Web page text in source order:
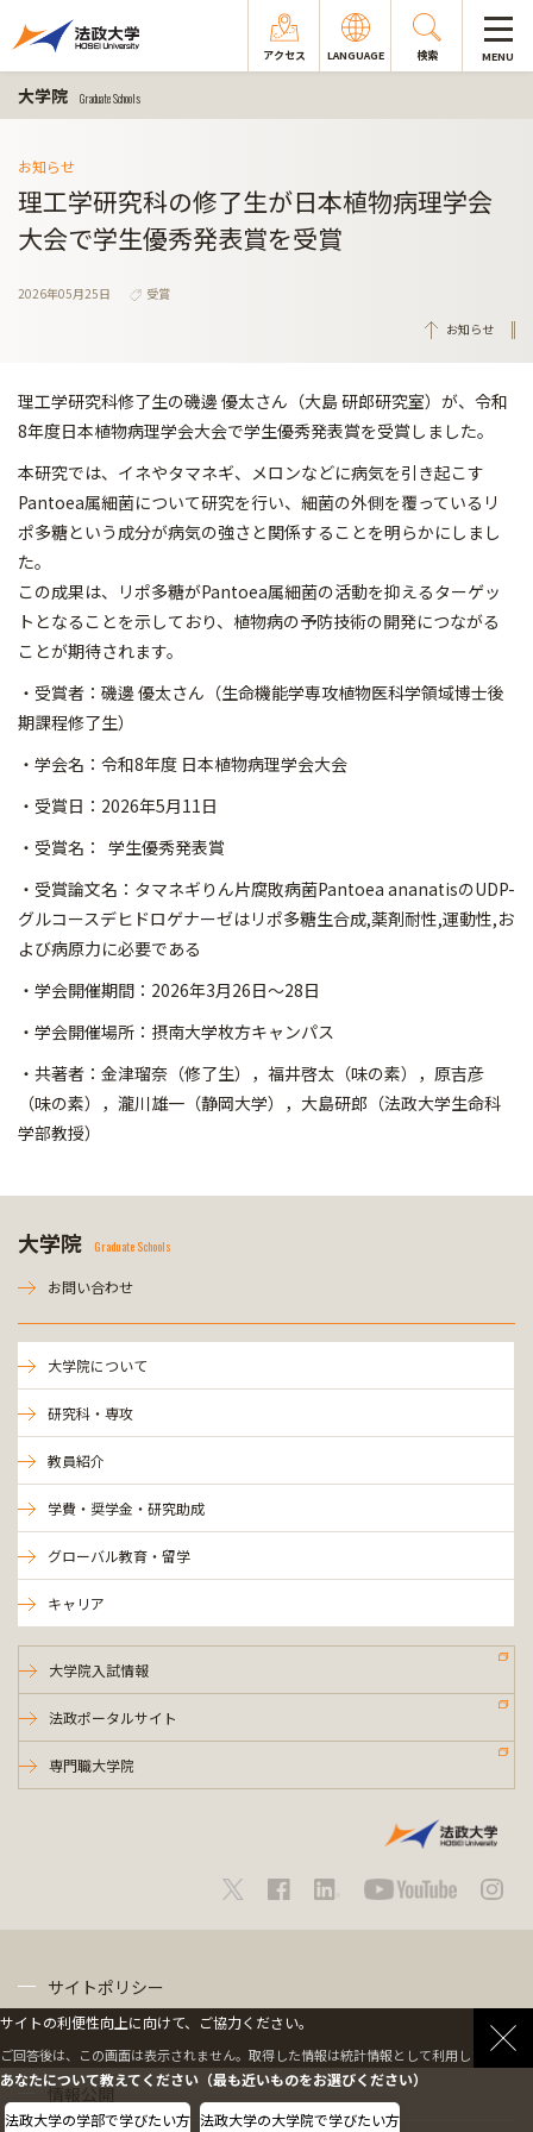
アクセス LANGUAGE 検索 MENU
大学院 Graduate Schools
お知らせ
理工学研究科の修了生が日本植物病理学会
大会で学生優秀発表賞を受賞
2026年05月25日
受賞
お知らせ
理工学研究科修了生の磯邊 優太さん（大島 研郎研究室）が、令和
8年度日本植物病理学会大会で学生優秀発表賞を受賞しました。
本研究では、イネやタマネギ、メロンなどに病気を引き起こす
Pantoea属細菌について研究を行い、細菌の外側を覆っているリ
ポ多糖という成分が病気の強さと関係することを明らかにしまし
た。
この成果は、リポ多糖がPantoea属細菌の活動を抑えるターゲッ
トとなることを示しており、植物病の予防技術の開発につながる
ことが期待されます。
・受賞者：磯邊 優太さん（生命機能学専攻植物医科学領域博士後
期課程修了生）
・学会名：令和8年度 日本植物病理学会大会
・受賞日：2026年5月11日
・受賞名： 学生優秀発表賞
・受賞論文名：タマネギりん片腐敗病菌Pantoea ananatisのUDP-
グルコースデヒドロゲナーゼはリポ多糖生合成,薬剤耐性,運動性,お
よび病原力に必要である
・学会開催期間：2026年3月26日～28日
・学会開催場所：摂南大学枚方キャンパス
・共著者：金津瑠奈（修了生），福井啓太（味の素），原吉彦
（味の素），瀧川雄一（静岡大学），大島研郎（法政大学生命科
学部教授）
大学院 Graduate Schools
お問い合わせ
大学院について
研究科・専攻
教員紹介
学費・奨学金・研究助成
グローバル教育・留学
キャリア
大学院入試情報
法政ポータルサイト
専門職大学院
サイトポリシー
情報公開
サイトの利便性向上に向けて、ご協力ください。
ご回答後は、この画面は表示されません。取得した情報は統計情報として利用します。
あなたについて教えてください（最も近いものをお選びください）
法政大学の学部で学びたい方 法政大学の大学院で学びたい方